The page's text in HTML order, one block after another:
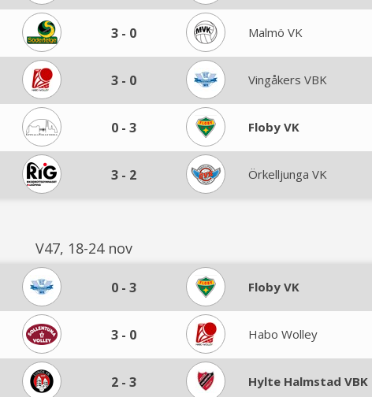
3 - 0 Malmö VK
3 - 0 Vingåkers VBK
0 - 3 Floby VK
3 - 2 Örkelljunga VK
V47, 18-24 nov
0 - 3 Floby VK
3 - 0 Habo Wolley
2 - 3 Hylte Halmstad VBK